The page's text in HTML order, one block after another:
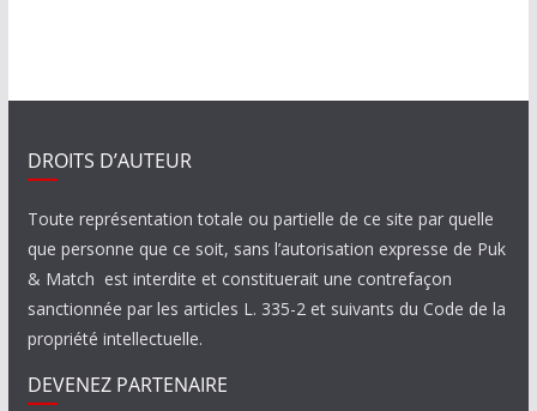
DROITS D’AUTEUR
Toute représentation totale ou partielle de ce site par quelle
que personne que ce soit, sans l’autorisation expresse de Puk
& Match est interdite et constituerait une contrefaçon
sanctionnée par les articles L. 335-2 et suivants du Code de la
propriété intellectuelle.
DEVENEZ PARTENAIRE